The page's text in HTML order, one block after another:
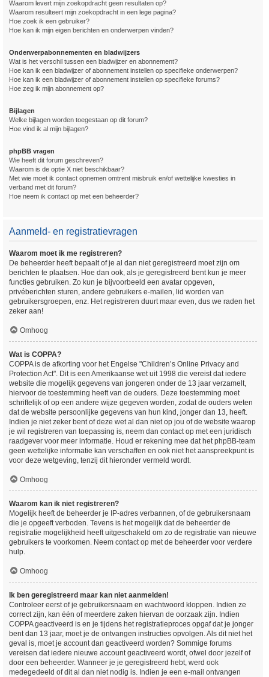
Waarom levert mijn zoekopdracht geen resultaten op?
Waarom resulteert mijn zoekopdracht in een lege pagina?
Hoe zoek ik een gebruiker?
Hoe kan ik mijn eigen berichten en onderwerpen vinden?
Onderwerpabonnementen en bladwijzers
Wat is het verschil tussen een bladwijzer en abonnement?
Hoe kan ik een bladwijzer of abonnement instellen op specifieke onderwerpen?
Hoe kan ik een bladwijzer of abonnement instellen op specifieke forums?
Hoe zeg ik mijn abonnement op?
Bijlagen
Welke bijlagen worden toegestaan op dit forum?
Hoe vind ik al mijn bijlagen?
phpBB vragen
Wie heeft dit forum geschreven?
Waarom is de optie X niet beschikbaar?
Met wie moet ik contact opnemen omtrent misbruik en/of wettelijke kwesties in
verband met dit forum?
Hoe neem ik contact op met een beheerder?
Aanmeld- en registratievragen
Waarom moet ik me registreren?
De beheerder heeft bepaalt of je al dan niet geregistreerd moet zijn om
berichten te plaatsen. Hoe dan ook, als je geregistreerd bent kun je meer
functies gebruiken. Zo kun je bijvoorbeeld een avatar opgeven,
privéberichten sturen, andere gebruikers e-mailen, lid worden van
gebruikersgroepen, enz. Het registreren duurt maar even, dus we raden het
zeker aan!
Omhoog
Wat is COPPA?
COPPA is de afkorting voor het Engelse "Children’s Online Privacy and
Protection Act". Dit is een Amerikaanse wet uit 1998 die vereist dat iedere
website die mogelijk gegevens van jongeren onder de 13 jaar verzamelt,
hiervoor de toestemming heeft van de ouders. Deze toestemming moet
schriftelijk of op een andere wijze gegeven worden, zodat de ouders weten
dat de website persoonlijke gegevens van hun kind, jonger dan 13, heeft.
Indien je niet zeker bent of deze wet al dan niet op jou of de website waarop
je wil registreren van toepassing is, neem dan contact op met een juridisch
raadgever voor meer informatie. Houd er rekening mee dat het phpBB-team
geen wettelijke informatie kan verschaffen en ook niet het aanspreekpunt is
voor deze wetgeving, tenzij dit hieronder vermeld wordt.
Omhoog
Waarom kan ik niet registreren?
Mogelijk heeft de beheerder je IP-adres verbannen, of de gebruikersnaam
die je opgeeft verboden. Tevens is het mogelijk dat de beheerder de
registratie mogelijkheid heeft uitgeschakeld om zo de registratie van nieuwe
gebruikers te voorkomen. Neem contact op met de beheerder voor verdere
hulp.
Omhoog
Ik ben geregistreerd maar kan niet aanmelden!
Controleer eerst of je gebruikersnaam en wachtwoord kloppen. Indien ze
correct zijn, kan één of meerdere zaken hiervan de oorzaak zijn. Indien
COPPA geactiveerd is en je tijdens het registratieproces opgaf dat je jonger
bent dan 13 jaar, moet je de ontvangen instructies opvolgen. Als dit niet het
geval is, moet je account dan geactiveerd worden? Sommige forums
vereisen dat iedere nieuwe account geactiveerd wordt, ofwel door jezelf of
door een beheerder. Wanneer je je geregistreerd hebt, werd ook
medegedeeld of dit al dan niet nodig is. Indien je een e-mail ontvangen